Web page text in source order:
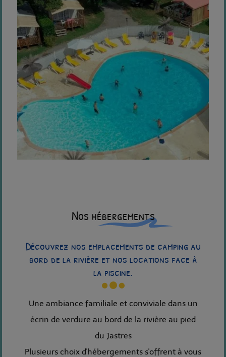
Nos hébergements
Découvrez nos emplacements de camping au
bord de la rivière et nos locations face à
la piscine.
Une ambiance familiale et conviviale dans un
écrin de verdure au bord de la rivière au pied
du Jastres
Plusieurs choix d'hébergements s'offrent à vous